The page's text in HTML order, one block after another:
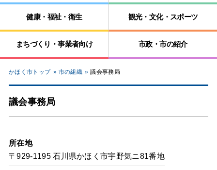
健康・福祉・衛生 観光・文化・スポーツ
まちづくり・事業者向け 市政・市の紹介
かほく市トップ 市の組織 議会事務局
議会事務局
所在地
〒929-1195 石川県かほく市宇野気ニ81番地